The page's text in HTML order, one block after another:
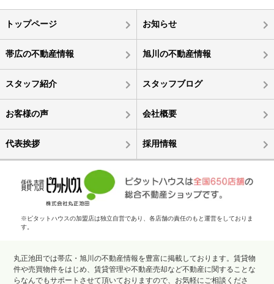
トップページ お知らせ
帯広の不動産情報 旭川の不動産情報
スタッフ紹介 スタッフブログ
お客様の声 会社概要
代表挨拶 採用情報
※ピタットハウスの加盟店は独立自営であり、各店舗の責任のもと運営をしておりま
す。
丸正池田では帯広・旭川の不動産情報を豊富に掲載しております。賃貸物
件や売買物件をはじめ、賃貸管理や不動産売却など不動産に関することな
らなんでもサポートさせて頂いておりますので、お気軽にご相談くださ